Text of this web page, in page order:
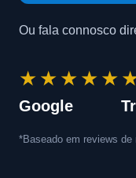
Ou fala connosco
★★★★★
Google
*Baseado em reviews